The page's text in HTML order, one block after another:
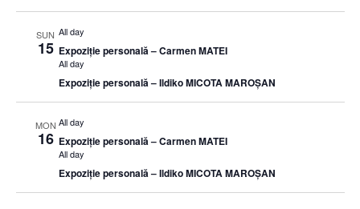
SUN
15
All day
Expoziție personală – Carmen MATEI
All day
Expoziție personală – Ildiko MICOTA MAROȘAN
MON
16
All day
Expoziție personală – Carmen MATEI
All day
Expoziție personală – Ildiko MICOTA MAROȘAN